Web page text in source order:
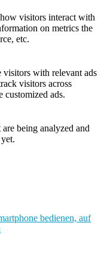
visitors interact with
on metrics the
etc.
visitors with relevant ads
visitors across
customized ads.
being analyzed and